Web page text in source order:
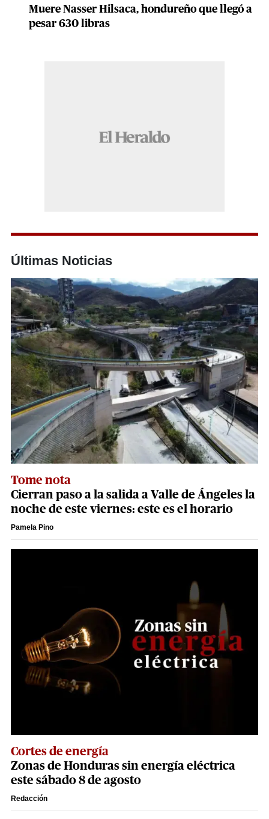
Muere Nasser Hilsaca, hondureño que llegó a
pesar 630 libras
Últimas Noticias
Tome nota
Cierran paso a la salida a Valle de Ángeles la
noche de este viernes: este es el horario
Pamela Pino
Cortes de energía
Zonas de Honduras sin energía eléctrica
este sábado 8 de agosto
Redacción